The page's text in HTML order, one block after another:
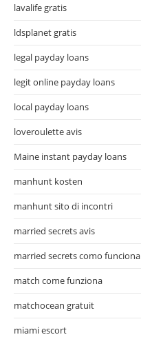
lavalife gratis
ldsplanet gratis
legal payday loans
legit online payday loans
local payday loans
loveroulette avis
Maine instant payday loans
manhunt kosten
manhunt sito di incontri
married secrets avis
married secrets como funciona
match come funziona
matchocean gratuit
miami escort